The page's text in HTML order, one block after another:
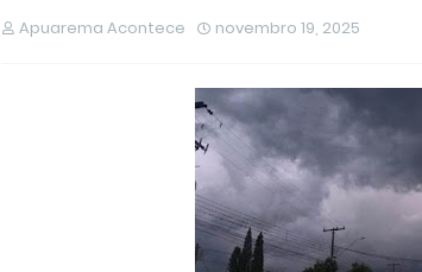
Apuarema Acontece novembro 19, 2025